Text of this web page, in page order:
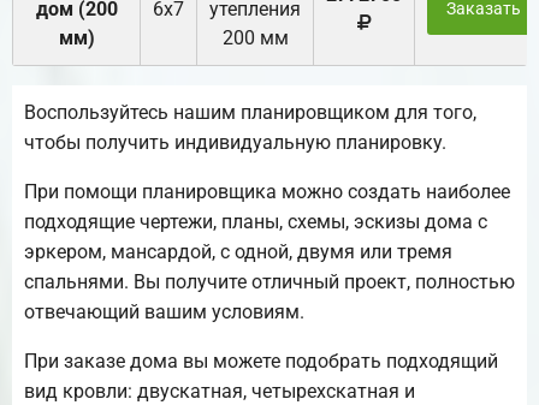
дом (200
мм)
6х7
утепления
200 мм
Заказать
Воспользуйтесь нашим планировщиком для того,
чтобы получить индивидуальную планировку.
При помощи планировщика можно создать наиболее
подходящие чертежи, планы, схемы, эскизы дома с
эркером, мансардой, с одной, двумя или тремя
спальнями. Вы получите отличный проект, полностью
отвечающий вашим условиям.
При заказе дома вы можете подобрать подходящий
вид кровли: двускатная, четырехскатная и